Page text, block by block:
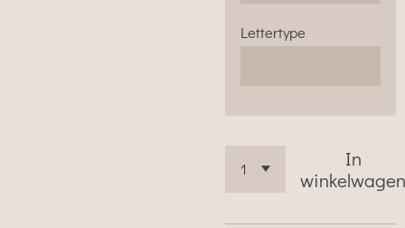
Lettertype
In